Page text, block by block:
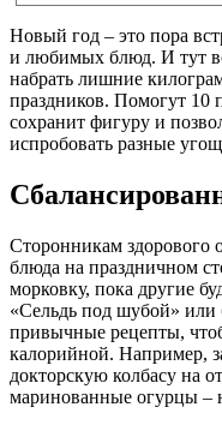
Новый год – это пора
и любимых блюд. И тут
набрать лишние
праздников. Помогут 10
сохранит фигуру и
испробовать разные
Сторонникам здорового
блюда на праздничном
морковку, пока другие
«Сельдь под шубой»
привычные рецепты,
калорийной. Например,
докторскую колбасу на
маринованные огурцы –